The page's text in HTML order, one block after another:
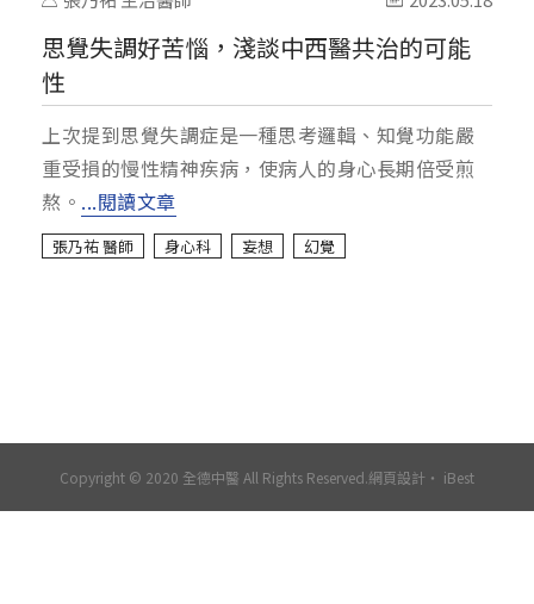
思覺失調好苦惱，淺談中西醫共治的可能
性
上次提到思覺失調症是一種思考邏輯、知覺功能嚴
重受損的慢性精神疾病，使病人的身心長期倍受煎
熬。 ...閱讀文章
張乃祐 醫師 身心科 妄想 幻覺
Copyright © 2020 全德中醫 All Rights Reserved.網頁設計 ‧ iBest